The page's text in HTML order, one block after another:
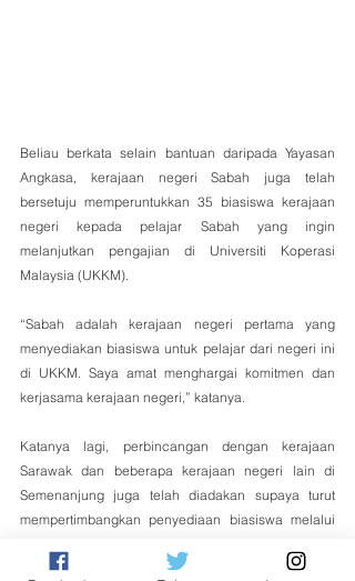
Beliau berkata selain bantuan daripada Yayasan
Angkasa, kerajaan negeri Sabah juga telah
bersetuju memperuntukkan 35 biasiswa kerajaan
negeri kepada pelajar Sabah yang ingin
melanjutkan pengajian di Universiti Koperasi
Malaysia (UKKM).
“Sabah adalah kerajaan negeri pertama yang
menyediakan biasiswa untuk pelajar dari negeri ini
di UKKM. Saya amat menghargai komitmen dan
kerjasama kerajaan negeri,” katanya.
Katanya lagi, perbincangan dengan kerajaan
Sarawak dan beberapa kerajaan negeri lain di
Semenanjung juga telah diadakan supaya turut
mempertimbangkan penyediaan biasiswa melalui
ingin menuntut di UKKM.